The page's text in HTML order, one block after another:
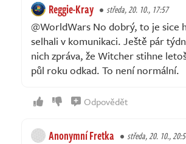
Reggie-Kray středa, 20. 10., 17:57
@WorldWars No dobrý, to je sice
selhali v komunikaci. Ještě pár
nich zpráva, že Witcher stihne
půl roku odkad. To není normální.
Odpovědět
Anonymní Fretka středa, 20. 10.,